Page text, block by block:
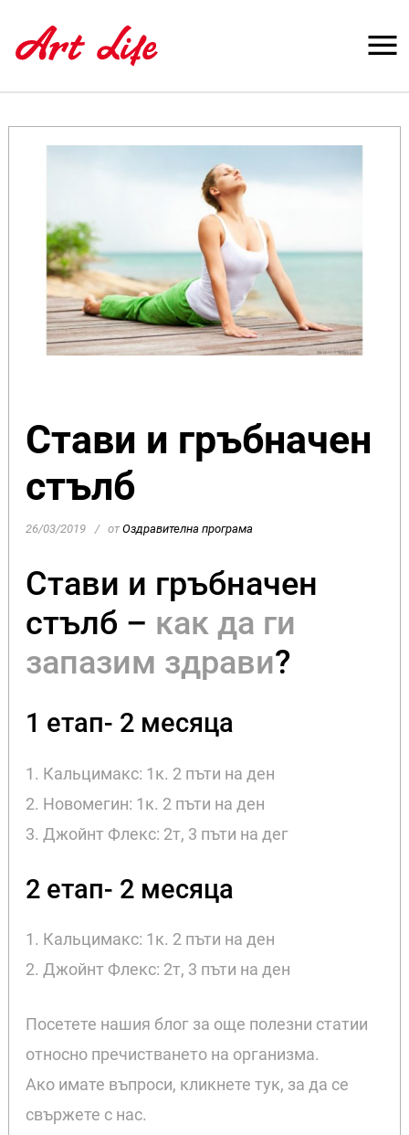
Стави и гръбначен
стълб
26/03/2019 отОздравителна програма
Стави и гръбначен
стълб – как да ги
запазим здрави?
1 етап- 2 месяца
1. Кальцимакс: 1к. 2 пъти на ден
2. Новомегин: 1к. 2 пъти на ден
3. Джойнт Флекс: 2т, 3 пъти на дег
2 етап- 2 месяца
1. Кальцимакс: 1к. 2 пъти на ден
2. Джойнт Флекс: 2т, 3 пъти на ден
Посетете нашия блог за още полезни статии
относно пречистването на организма.
Ако имате въпроси, кликнете тук, за да се
свържете с нас.